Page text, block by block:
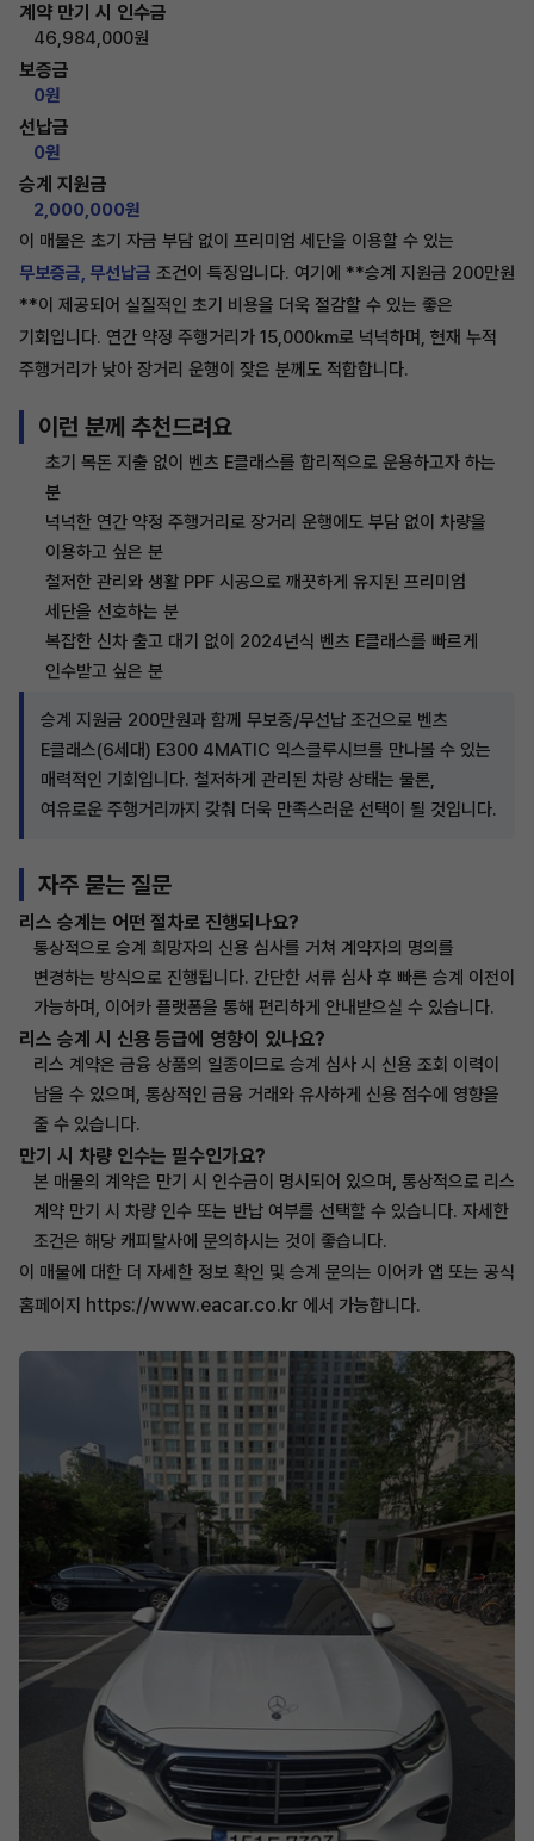
계약 만기 시 인수금
46,984,000원
보증금
0원
선납금
0원
승계 지원금
2,000,000원
이 매물은 초기 자금 부담 없이 프리미엄 세단을 이용할 수 있는
무보증금, 무선납금 조건이 특징입니다. 여기에 **승계 지원금 200만원
**이 제공되어 실질적인 초기 비용을 더욱 절감할 수 있는 좋은
기회입니다. 연간 약정 주행거리가 15,000km로 넉넉하며, 현재 누적
주행거리가 낮아 장거리 운행이 잦은 분께도 적합합니다.
이런 분께 추천드려요
초기 목돈 지출 없이 벤츠 E클래스를 합리적으로 운용하고자 하는
분
넉넉한 연간 약정 주행거리로 장거리 운행에도 부담 없이 차량을
이용하고 싶은 분
철저한 관리와 생활 PPF 시공으로 깨끗하게 유지된 프리미엄
세단을 선호하는 분
복잡한 신차 출고 대기 없이 2024년식 벤츠 E클래스를 빠르게
인수받고 싶은 분
승계 지원금 200만원과 함께 무보증/무선납 조건으로 벤츠
E클래스(6세대) E300 4MATIC 익스클루시브를 만나볼 수 있는
매력적인 기회입니다. 철저하게 관리된 차량 상태는 물론,
여유로운 주행거리까지 갖춰 더욱 만족스러운 선택이 될 것입니다.
자주 묻는 질문
리스 승계는 어떤 절차로 진행되나요?
통상적으로 승계 희망자의 신용 심사를 거쳐 계약자의 명의를
변경하는 방식으로 진행됩니다. 간단한 서류 심사 후 빠른 승계 이전이
가능하며, 이어카 플랫폼을 통해 편리하게 안내받으실 수 있습니다.
리스 승계 시 신용 등급에 영향이 있나요?
리스 계약은 금융 상품의 일종이므로 승계 심사 시 신용 조회 이력이
남을 수 있으며, 통상적인 금융 거래와 유사하게 신용 점수에 영향을
줄 수 있습니다.
만기 시 차량 인수는 필수인가요?
본 매물의 계약은 만기 시 인수금이 명시되어 있으며, 통상적으로 리스
계약 만기 시 차량 인수 또는 반납 여부를 선택할 수 있습니다. 자세한
조건은 해당 캐피탈사에 문의하시는 것이 좋습니다.
이 매물에 대한 더 자세한 정보 확인 및 승계 문의는 이어카 앱 또는 공식
홈페이지 https://www.eacar.co.kr 에서 가능합니다.